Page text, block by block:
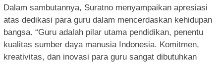
Dalam sambutannya, Suratno menyampaikan apresiasi
atas dedikasi para guru dalam mencerdaskan kehidupan
bangsa. “Guru adalah pilar utama pendidikan, penentu
kualitas sumber daya manusia Indonesia. Komitmen,
kreativitas, dan inovasi para guru sangat dibutuhkan